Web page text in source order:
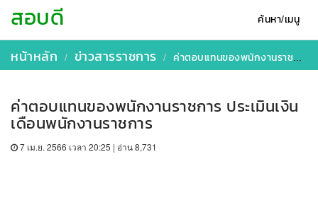
ค้นหา/เมนู
สอบดี
หน้าหลัก ข่าวสารราชการ ค่าตอบแทนของพนักงานราชการ ประเมินเงินเดือนพนักงานราชการ
ค่าตอบแทนของพนักงานราชการ ประเมินเงิน
เดือนพนักงานราชการ
7 เม.ย. 2566 เวลา 20:25 | อ่าน 8,731